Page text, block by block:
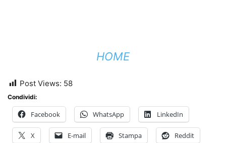
HOME
Post Views: 58
Condividi:
Facebook WhatsApp LinkedIn
X E-mail Stampa Reddit